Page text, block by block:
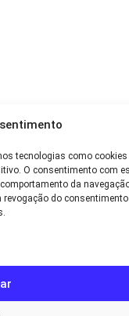
tecnologias como cookies
O consentimento com
da
do